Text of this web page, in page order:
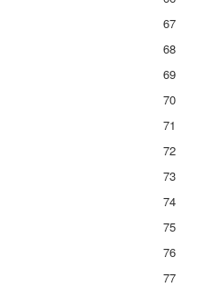
67
68
69
70
71
72
73
74
75
76
77